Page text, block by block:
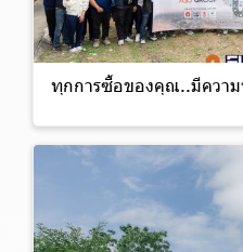
ทุกการซื้อของคุณ..มีควา